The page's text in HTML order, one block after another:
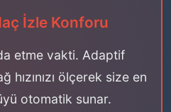
İzle Konforu
etme vakti. Adaptif
hızınızı ölçerek size en
otomatik sunar.